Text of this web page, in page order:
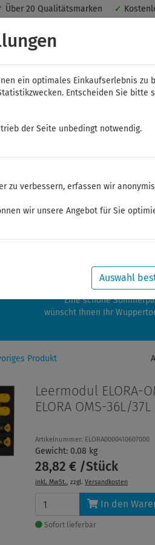
Über 20 Qualitätsmarken ✓
Einkaufserlebnis. Dabei
Ohne Cookies ist der
NWS ELORA FELO
zwischen 28.07.2026 und 21.08.2026
in diesem Zeitraum werden
Eine schöne
wünscht Ihnen Ihr
Produkt
Leermodul ELORA-
ELORA OMS-36L/37L
Artikelnummer: ELORA0000410607000
Gewicht: 0.08 kg
28,82 € /Stück
inkl. MwSt., zzgl.Versandkosten
In den
Sofort lieferbar
ein optimales Einkaufserlebnis zu
Entscheiden Sie bitte
der Seite unbedingt notwendig.
zu verbessern, erfassen wir
wir unsere Angebot für Sie
Auswahl